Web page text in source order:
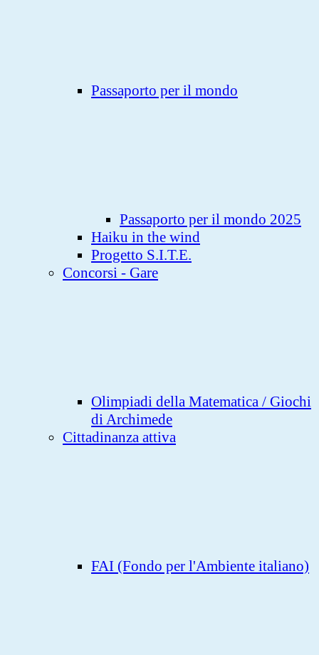
Passaporto per il mondo
Passaporto per il mondo 2025
Haiku in the wind
Progetto S.I.T.E.
Concorsi - Gare
Olimpiadi della Matematica / Giochi
di Archimede
Cittadinanza attiva
FAI (Fondo per l'Ambiente italiano)